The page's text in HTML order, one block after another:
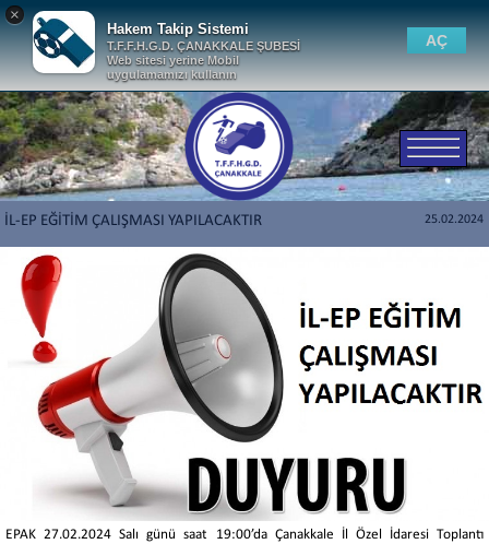
×
Hakem Takip Sistemi
T.F.F.H.G.D. ÇANAKKALE ŞUBESİ
Web sitesi yerine Mobil
uygulamamızı kullanın
AÇ
İL-EP EĞİTİM ÇALIŞMASI YAPILACAKTIR 25.02.2024
EPAK 27.02.2024 Salı günü saat 19:00’da Çanakkale İl Özel İdaresi Toplantı